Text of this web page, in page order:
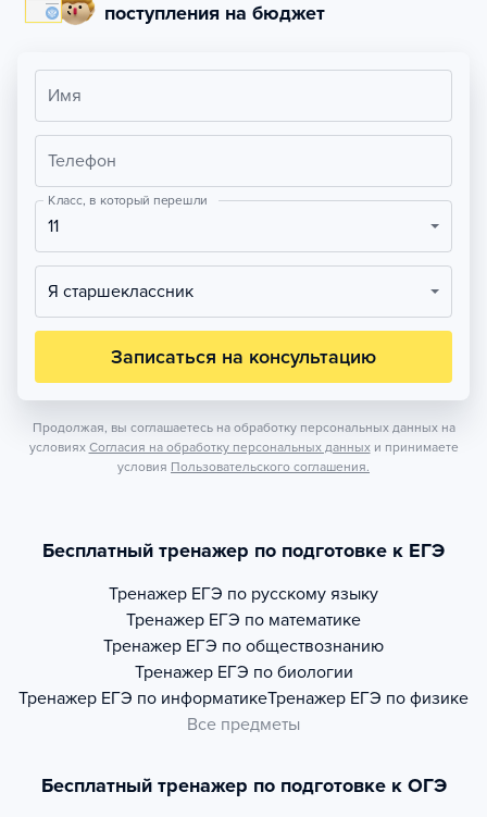
поступления на бюджет
Имя
Телефон
Класс, в который перешли
11
Я старшеклассник
Записаться на консультацию
Продолжая, вы соглашаетесь на обработку персональных данных на
условиях Согласия на обработку персональных данных и принимаете
условия Пользовательского соглашения.
Бесплатный тренажер по подготовке к ЕГЭ
Тренажер ЕГЭ по русскому языку
Тренажер ЕГЭ по математике
Тренажер ЕГЭ по обществознанию
Тренажер ЕГЭ по биологии
Тренажер ЕГЭ по информатикеТренажер ЕГЭ по физике
Все предметы
Бесплатный тренажер по подготовке к ОГЭ